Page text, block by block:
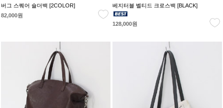
버그 스퀘어 숄더백 [2COLOR]
82,000원
베지터블 벨티드 크로스백 [BLACK]
128,000원